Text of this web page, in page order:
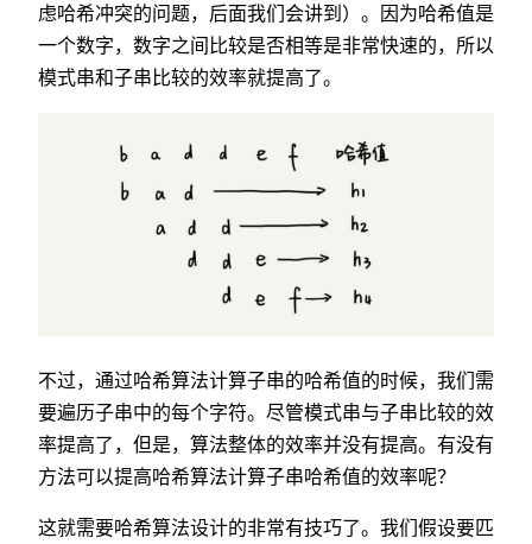
虑哈希冲突的问题，后面我们会讲到）。因为哈希值是
一个数字，数字之间比较是否相等是非常快速的，所以
模式串和子串比较的效率就提高了。
不过，通过哈希算法计算子串的哈希值的时候，我们需
要遍历子串中的每个字符。尽管模式串与子串比较的效
率提高了，但是，算法整体的效率并没有提高。有没有
方法可以提高哈希算法计算子串哈希值的效率呢？
这就需要哈希算法设计的非常有技巧了。我们假设要匹